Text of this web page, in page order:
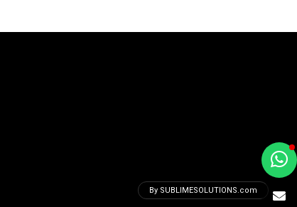
By SUBLIMESOLUTIONS.com